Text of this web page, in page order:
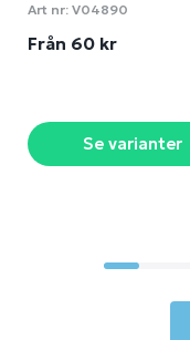
Art nr: V04890
Från 60 kr
Se varianter